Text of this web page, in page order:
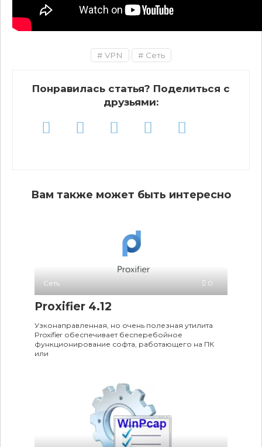
VPN Сеть
Понравилась статья? Поделиться с
друзьями:
Вам также может быть интересно
Сеть 0
Proxifier 4.12
Узконаправленная, но очень полезная утилита
Proxifier обеспечивает бесперебойное
функционирование софта, работающего на ПК
или